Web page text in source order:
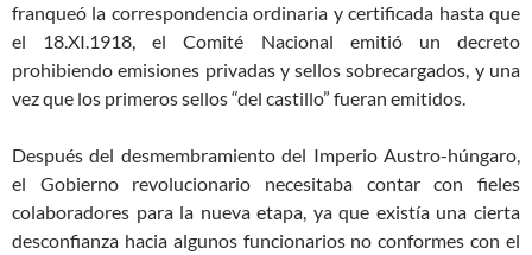
franqueó la correspondencia ordinaria y certificada hasta que
el 18.XI.1918, el Comité Nacional emitió un decreto
prohibiendo emisiones privadas y sellos sobrecargados, y una
vez que los primeros sellos “del castillo” fueran emitidos.
Después del desmembramiento del Imperio Austro-húngaro,
el Gobierno revolucionario necesitaba contar con fieles
colaboradores para la nueva etapa, ya que existía una cierta
desconfianza hacia algunos funcionarios no conformes con el